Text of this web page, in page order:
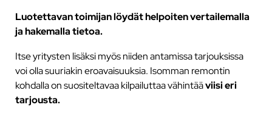
Luotettavan toimijan löydät helpoiten vertailemalla
ja hakemalla tietoa.
Itse yritysten lisäksi myös niiden antamissa tarjouksissa
voi olla suuriakin eroavaisuuksia. Isomman remontin
kohdalla on suositeltavaa kilpailuttaa vähintääviisi eri
tarjousta.